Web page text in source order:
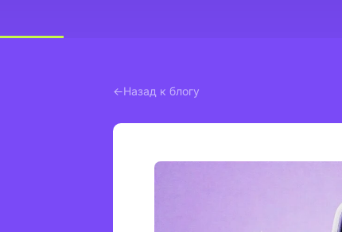
Назад к блогу